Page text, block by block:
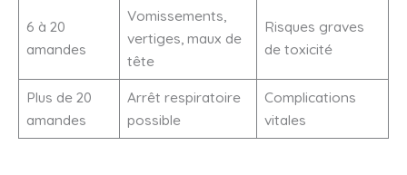
6 à 20
amandes
Vomissements,
vertiges, maux de
tête
Risques graves
de toxicité
Plus de 20
amandes
Arrêt respiratoire
possible
Complications
vitales